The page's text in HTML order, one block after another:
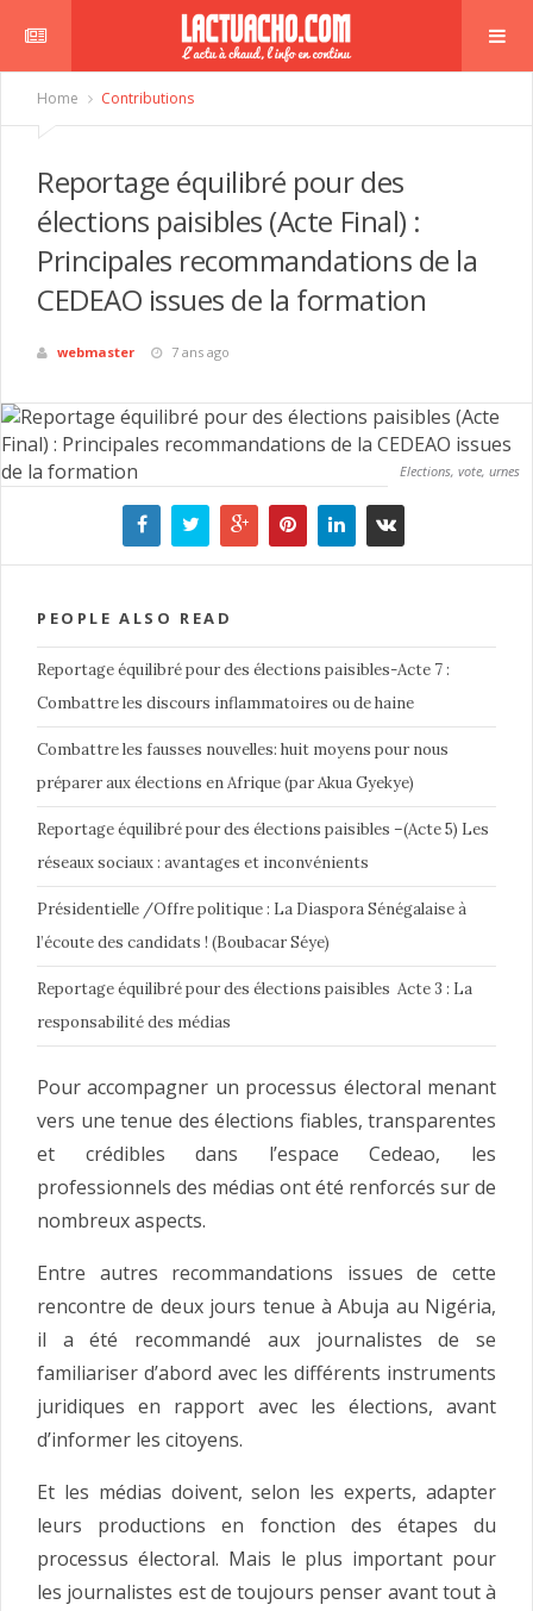
Home Contributions
Reportage équilibré pour des
élections paisibles (Acte Final) :
Principales recommandations de la
CEDEAO issues de la formation
webmaster 7 ans ago
Elections, vote, urnes
PEOPLE ALSO READ
Reportage équilibré pour des élections paisibles-Acte 7 :
Combattre les discours inflammatoires ou de haine
Combattre les fausses nouvelles: huit moyens pour nous
préparer aux élections en Afrique (par Akua Gyekye)
Reportage équilibré pour des élections paisibles –(Acte 5) Les
réseaux sociaux : avantages et inconvénients
Présidentielle /Offre politique : La Diaspora Sénégalaise à
l’écoute des candidats ! (Boubacar Séye)
Reportage équilibré pour des élections paisibles Acte 3 : La
responsabilité des médias
Pour accompagner un processus électoral menant
vers une tenue des élections fiables, transparentes
et crédibles dans l’espace Cedeao, les
professionnels des médias ont été renforcés sur de
nombreux aspects.
Entre autres recommandations issues de cette
rencontre de deux jours tenue à Abuja au Nigéria,
il a été recommandé aux journalistes de se
familiariser d’abord avec les différents instruments
juridiques en rapport avec les élections, avant
d’informer les citoyens.
Et les médias doivent, selon les experts, adapter
leurs productions en fonction des étapes du
processus électoral. Mais le plus important pour
les journalistes est de toujours penser avant tout à